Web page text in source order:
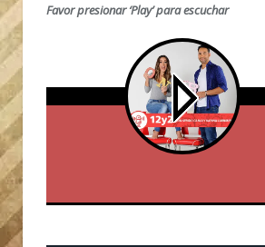
Favor presionar ‘Play’ para escuchar